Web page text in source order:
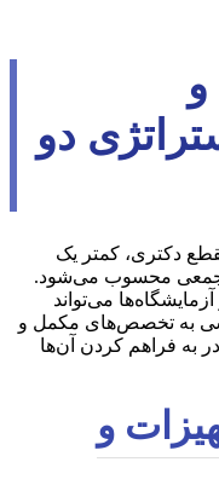
دو
دکتری، کمتر یک
جمعی محسوب می‌شود.
می‌تواند
به تخصص‌های مکمل و
به فراهم کردن آن‌ها
و